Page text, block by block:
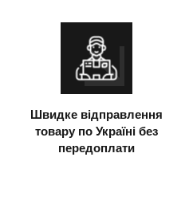
Швидке відправлення
товару по Україні без
передоплати